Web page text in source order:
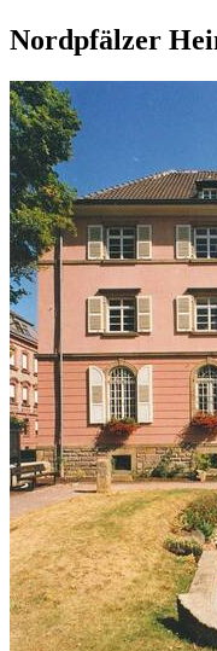
Nordpfälzer